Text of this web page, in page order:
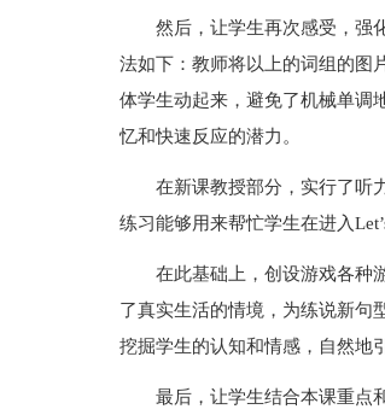
然后，让学生再次感受，强
法如下：教师将以上的词组的图
体学生动起来，避免了机械单调
忆和快速反应的潜力。
在新课教授部分，实行了听
练习能够用来帮忙学生在进入
在此基础上，创设游戏各种
了真实生活的情境，为练说新句
挖掘学生的认知和情感，自然地
最后，让学生结合本课重点